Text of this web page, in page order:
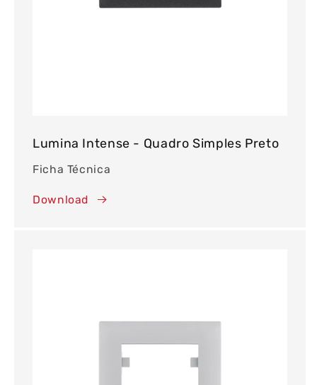
Lumina Intense - Quadro Simples Preto
Ficha Técnica
Download